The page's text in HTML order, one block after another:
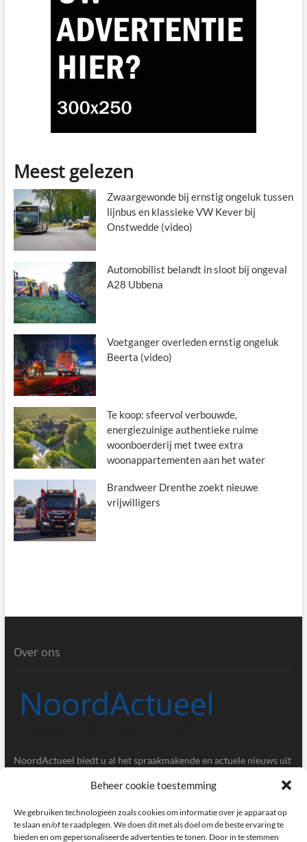
Beheer cookie toestemming
We gebruiken technologieën zoals cookies om informatie over je apparaat op
te slaan en/of te raadplegen. We doen dit met als doel om de beste ervaring te
bieden en om gepersonaliseerde advertenties te tonen. Door in te stemmen
Meest gelezen
Zwaargewonde bij ernstig ongeluk tussen
lijnbus en klassieke VW Kever bij
Onstwedde (video)
Automobilist belandt in sloot bij ongeval
A28 Ubbena
Voetganger overleden ernstig ongeluk
Beerta (video)
Te koop: sfeervol verbouwde,
energiezuinige authentieke ruime
woonboerderij met twee extra
woonappartementen aan het water
Brandweer Drenthe zoekt nieuwe
vrijwilligers
Over ons
NoordActueel biedt u al het spraakmakende en actuele nieuws uit
Gegevens